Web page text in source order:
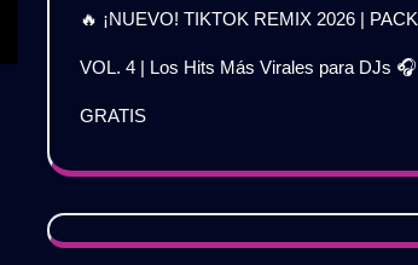
🔥 ¡NUEVO! TIKTOK REMIX 2026 | PACK
VOL. 4 | Los Hits Más Virales para DJs 🎧
GRATIS